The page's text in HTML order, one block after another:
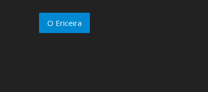
O Ericeira